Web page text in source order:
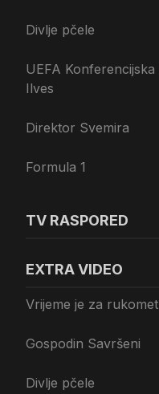
Divlje pčele
UEFA
Ilves
Direktor Svemira
Formula 1
TV RASPORED
EXTRA VIDEO
Vrijeme je za rukomet
Gospodin Savršeni
Divlje pčele